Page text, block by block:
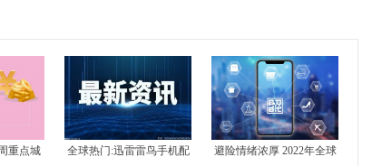
重点城
全球热门:迅雷雷鸟手机配
避险情绪浓厚 2022年全球